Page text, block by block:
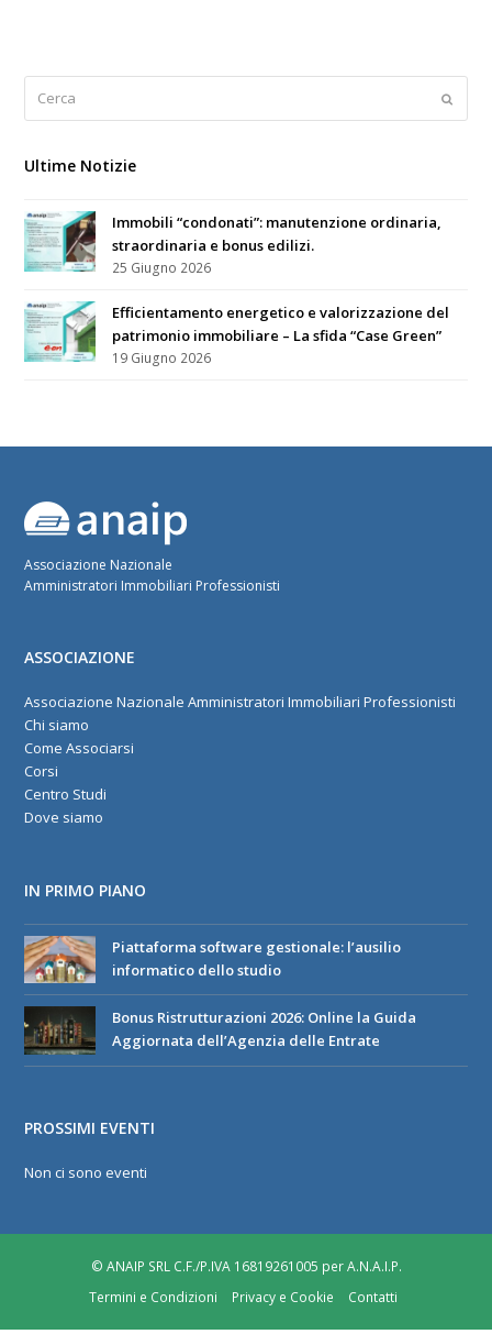
Ultime Notizie
Immobili “condonati”: manutenzione ordinaria,
straordinaria e bonus edilizi.
25 Giugno 2026
Efficientamento energetico e valorizzazione del
patrimonio immobiliare – La sfida “Case Green”
19 Giugno 2026
Associazione Nazionale
Amministratori Immobiliari Professionisti
ASSOCIAZIONE
Associazione Nazionale Amministratori Immobiliari Professionisti
Chi siamo
Come Associarsi
Corsi
Centro Studi
Dove siamo
IN PRIMO PIANO
Piattaforma software gestionale: l’ausilio
informatico dello studio
Bonus Ristrutturazioni 2026: Online la Guida
Aggiornata dell’Agenzia delle Entrate
PROSSIMI EVENTI
Non ci sono eventi
© ANAIP SRL C.F./P.IVA 16819261005 per A.N.A.I.P.
Termini e Condizioni
Privacy e Cookie Contatti